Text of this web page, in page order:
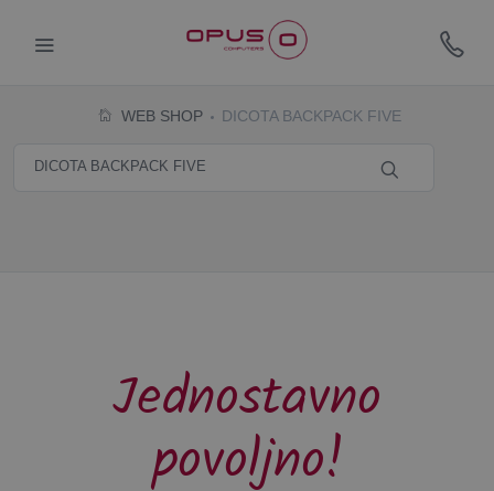
WEB SHOP DICOTA BACKPACK FIVE
Jednostavno
povoljno!